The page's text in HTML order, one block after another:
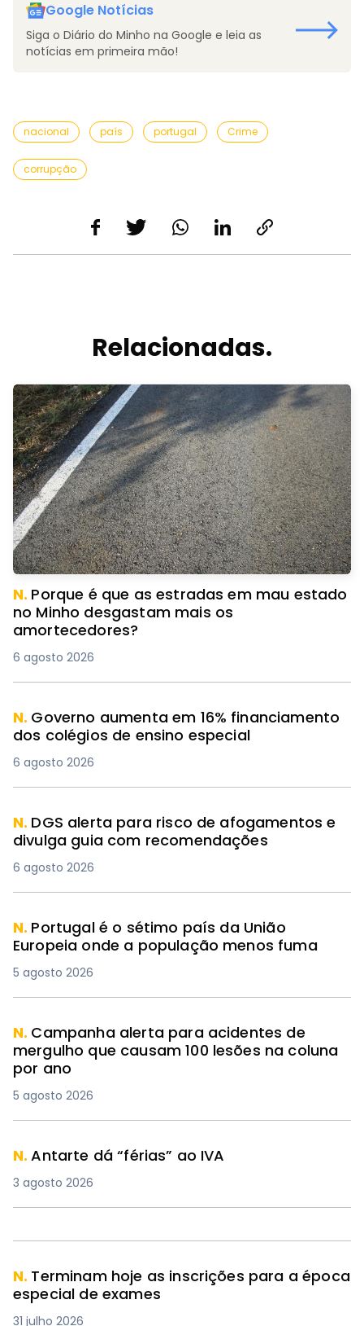
Google Notícias
Siga o Diário do Minho na Google e leia as
notícias em primeira mão!
nacional país portugal Crime
corrupção
Relacionadas.
N. Porque é que as estradas em mau estado
no Minho desgastam mais os
amortecedores?
6 agosto 2026
N. Governo aumenta em 16% financiamento
dos colégios de ensino especial
6 agosto 2026
N. DGS alerta para risco de afogamentos e
divulga guia com recomendações
6 agosto 2026
N. Portugal é o sétimo país da União
Europeia onde a população menos fuma
5 agosto 2026
N. Campanha alerta para acidentes de
mergulho que causam 100 lesões na coluna
por ano
5 agosto 2026
N.Antarte dá “férias” ao IVA
3 agosto 2026
N. Terminam hoje as inscrições para a época
especial de exames
31 julho 2026